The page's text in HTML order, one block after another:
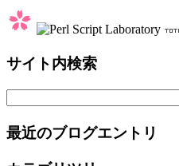
サイト内検索
最近のブログエントリ